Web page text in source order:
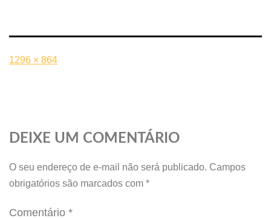
1296 × 864
DEIXE UM COMENTÁRIO
O seu endereço de e-mail não será publicado. Campos
obrigatórios são marcados com *
Comentário *